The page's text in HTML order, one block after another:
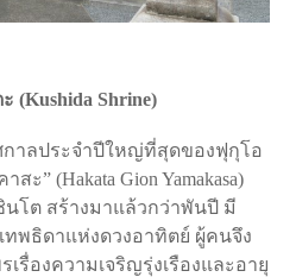
(Kushida Shrine)
กาลประจำปีใหญ่ที่สุดของฟุกุโอ
ะ” (Hakata Gion Yamakasa)
นโต สร้างมาแล้วกว่าพันปี มี
ทพธิดาแห่งดวงอาทิตย์ ผู้คนจึง
รื่องความเจริญรุ่งเรืองและอายุ